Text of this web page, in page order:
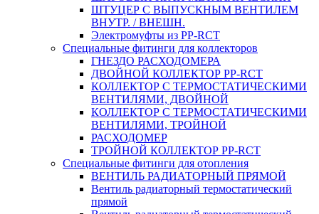
ШТУЦЕР С ВЫПУСКНЫМ ВЕНТИЛЕМ
ВНУТР. / ВНЕШН.
Электромуфты из PP-RCT
Специальные фитинги для коллекторов
ГНЕЗДО РАСХОДОМЕРА
ДВОЙНОЙ КОЛЛЕКТОР PP-RCT
КОЛЛЕКТОР С ТЕРМОСТАТИЧЕСКИМИ
ВЕНТИЛЯМИ, ДВОЙНОЙ
КОЛЛЕКТОР С ТЕРМОСТАТИЧЕСКИМИ
ВЕНТИЛЯМИ, ТРОЙНОЙ
РАСХОДОМЕР
ТРОЙНОЙ КОЛЛЕКТОР PP-RCT
Специальные фитинги для отопления
ВЕНТИЛЬ РАДИАТОРНЫЙ ПРЯМОЙ
Вентиль радиаторный термостатический
прямой